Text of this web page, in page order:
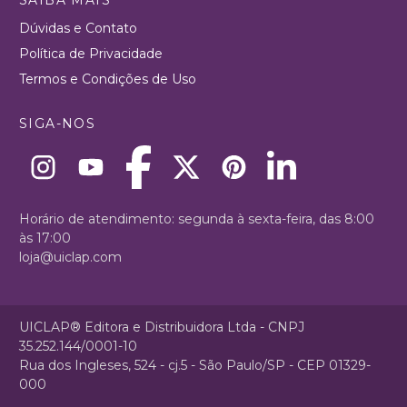
Dúvidas e Contato
Política de Privacidade
Termos e Condições de Uso
SIGA-NOS
Horário de atendimento: segunda à sexta-feira, das 8:00
às 17:00
loja@uiclap.com
UICLAP® Editora e Distribuidora Ltda - CNPJ
35.252.144/0001-10
Rua dos Ingleses, 524 - cj.5 - São Paulo/SP - CEP 01329-
000